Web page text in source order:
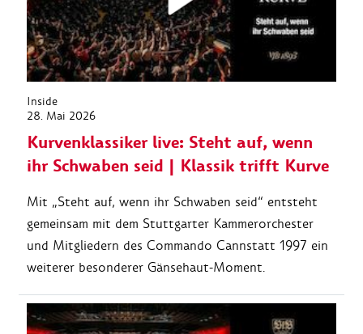
Inside
28. Mai 2026
Kurvenklassiker live: Steht auf, wenn
ihr Schwaben seid | Klassik trifft Kurve
Mit „Steht auf, wenn ihr Schwaben seid“ entsteht
gemeinsam mit dem Stuttgarter Kammerorchester
und Mitgliedern des Commando Cannstatt 1997 ein
weiterer besonderer Gänsehaut-Moment.